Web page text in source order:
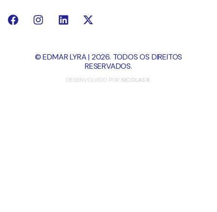
© EDMAR LYRA | 2026. TODOS OS DIREITOS
RESERVADOS.
DESENVOLVIDO POR NICOLAS R.